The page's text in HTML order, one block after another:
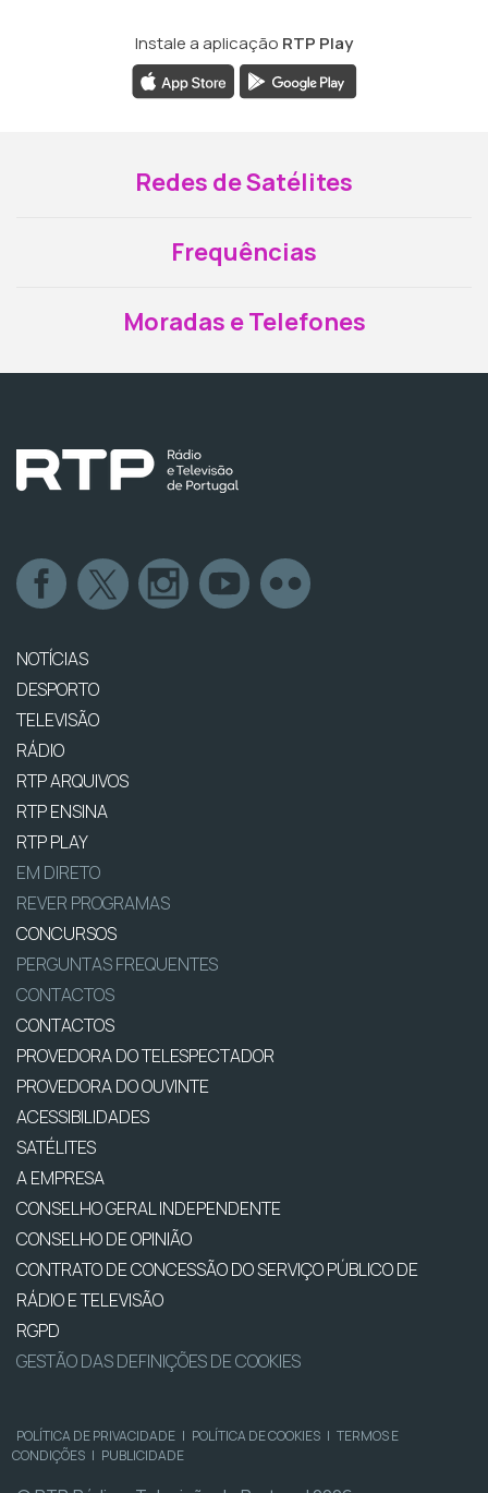
Instale a aplicação RTP Play
Redes de Satélites
Frequências
Moradas e Telefones
NOTÍCIAS
DESPORTO
TELEVISÃO
RÁDIO
RTP ARQUIVOS
RTP ENSINA
RTP PLAY
EM DIRETO
REVER PROGRAMAS
CONCURSOS
PERGUNTAS FREQUENTES
CONTACTOS
CONTACTOS
PROVEDORA DO TELESPECTADOR
PROVEDORA DO OUVINTE
ACESSIBILIDADES
SATÉLITES
A EMPRESA
CONSELHO GERAL INDEPENDENTE
CONSELHO DE OPINIÃO
CONTRATO DE CONCESSÃO DO SERVIÇO PÚBLICO DE
RÁDIO E TELEVISÃO
RGPD
GESTÃO DAS DEFINIÇÕES DE COOKIES
POLÍTICA DE PRIVACIDADE | POLÍTICA DE COOKIES | TERMOS E
CONDIÇÕES | PUBLICIDADE